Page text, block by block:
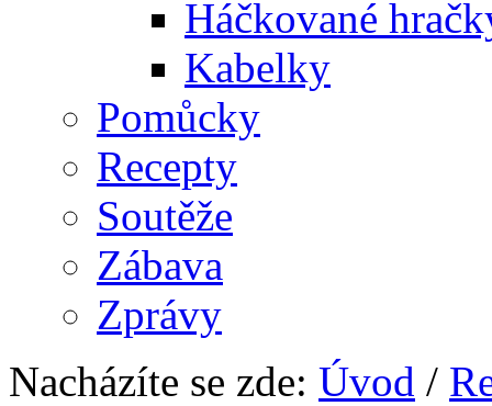
Háčkované
Kabelky
Pomůcky
Recepty
Soutěže
Zábava
Zprávy
Nacházíte se zde: Úvod /